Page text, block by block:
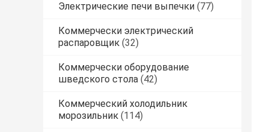
Электрические печи выпечки (77)
Коммерчески электрический
распаровщик (32)
Коммерчески оборудование
шведского стола (42)
Коммерческий холодильник
морозильник (114)